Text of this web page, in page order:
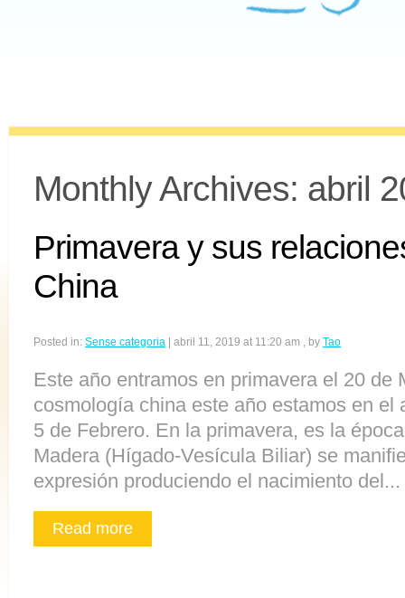
Monthly Archives: abril
Primavera y sus
China
Posted in: Sense categoria | abril 11, 2019 at 11:20 am , by Tao
Este año entramos en primavera el 20 de
cosmología china este año estamos en el
5 de Febrero. En la primavera, es la
Madera (Hígado-Vesícula Biliar) se
expresión produciendo el nacimiento del...
Read more